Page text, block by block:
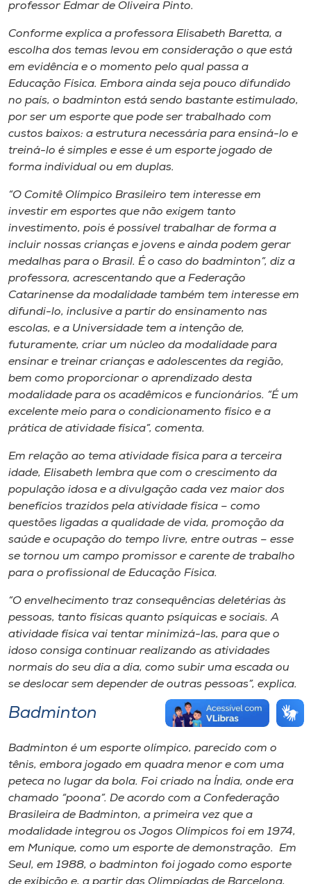
professor Edmar de Oliveira Pinto.
Conforme explica a professora Elisabeth Baretta, a
escolha dos temas levou em consideração o que está
em evidência e o momento pelo qual passa a
Educação Física. Embora ainda seja pouco difundido
no país, o badminton está sendo bastante estimulado,
por ser um esporte que pode ser trabalhado com
custos baixos: a estrutura necessária para ensiná-lo e
treiná-lo é simples e esse é um esporte jogado de
forma individual ou em duplas.
“O Comitê Olímpico Brasileiro tem interesse em
investir em esportes que não exigem tanto
investimento, pois é possível trabalhar de forma a
incluir nossas crianças e jovens e ainda podem gerar
medalhas para o Brasil. É o caso do badminton”, diz a
professora, acrescentando que a Federação
Catarinense da modalidade também tem interesse em
difundi-lo, inclusive a partir do ensinamento nas
escolas, e a Universidade tem a intenção de,
futuramente, criar um núcleo da modalidade para
ensinar e treinar crianças e adolescentes da região,
bem como proporcionar o aprendizado desta
modalidade para os acadêmicos e funcionários. “É um
excelente meio para o condicionamento físico e a
prática de atividade física”, comenta.
Em relação ao tema atividade física para a terceira
idade, Elisabeth lembra que com o crescimento da
população idosa e a divulgação cada vez maior dos
benefícios trazidos pela atividade física – como
questões ligadas a qualidade de vida, promoção da
saúde e ocupação do tempo livre, entre outras – esse
se tornou um campo promissor e carente de trabalho
para o profissional de Educação Física.
“O envelhecimento traz consequências deletérias às
pessoas, tanto físicas quanto psíquicas e sociais. A
atividade física vai tentar minimizá-las, para que o
idoso consiga continuar realizando as atividades
normais do seu dia a dia, como subir uma escada ou
se deslocar sem depender de outras pessoas”, explica.
Badminton
Badminton é um esporte olímpico, parecido com o
tênis, embora jogado em quadra menor e com uma
peteca no lugar da bola. Foi criado na Índia, onde era
chamado “poona”. De acordo com a Confederação
Brasileira de Badminton, a primeira vez que a
modalidade integrou os Jogos Olímpicos foi em 1974,
em Munique, como um esporte de demonstração. Em
Seul, em 1988, o badminton foi jogado como esporte